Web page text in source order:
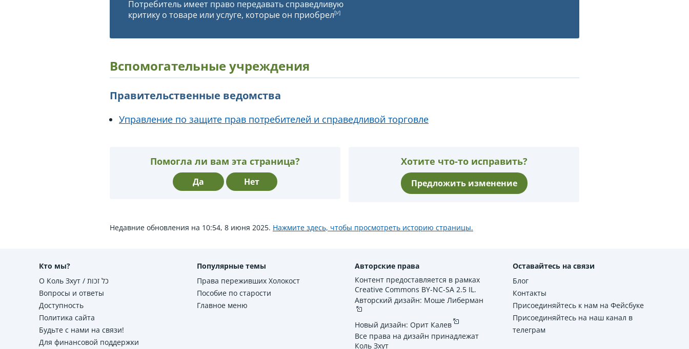
Потребитель имеет право передавать справедливую
критику о товаре или услуге, которые он приобрел
Вспомогательные учреждения
Правительственные ведомства
Управление по защите прав потребителей и справедливой торговле
Помогла ли вам эта страница?
Да Нет
Хотите что-то исправить?
Предложить изменение
Недавние обновления на 10:54, 8 июня 2025. Нажмите здесь, чтобы просмотреть историю страницы.
Кто мы?
О Коль Зхут / כל זכות
Вопросы и ответы
Доступность
Политика сайта
Будьте с нами на связи!
Для финансовой поддержки
Популярные темы
Права переживших Холокост
Пособие по старости
Главное меню
Авторские права
Контент предоставляется в рамках
Creative Commons BY-NC-SA 2.5 IL.
Авторский дизайн: Моше Либерман
Новый дизайн: Орит Калев
Все права на дизайн принадлежат
Коль Зхут
Оставайтесь на связи
Блог
Контакты
Присоединяйтесь к нам на Фейсбуке
Присоединяйтесь на наш канал в
телеграм